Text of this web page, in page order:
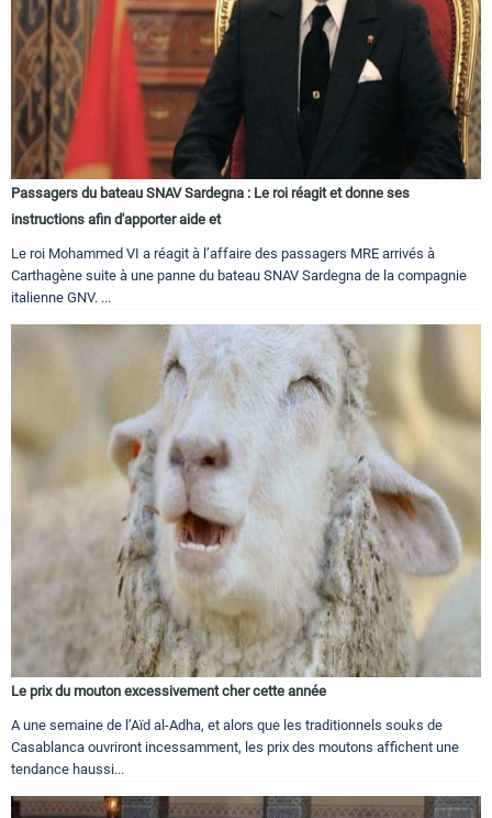
Passagers du bateau SNAV Sardegna : Le roi réagit et donne ses
instructions afin d'apporter aide et
Le roi Mohammed VI a réagit à l’affaire des passagers MRE arrivés à
Carthagène suite à une panne du bateau SNAV Sardegna de la compagnie
italienne GNV. ...
Le prix du mouton excessivement cher cette année
A une semaine de l’Aïd al-Adha, et alors que les traditionnels souks de
Casablanca ouvriront incessamment, les prix des moutons affichent une
tendance haussi...